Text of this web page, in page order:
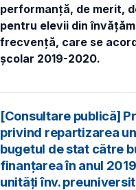
performanță, de merit,
pentru elevii din
frecvență, care se
școlar 2019-2020.
[Consultare publică]
privind repartizarea
bugetul de stat către
finanţarea în anul
unități înv.